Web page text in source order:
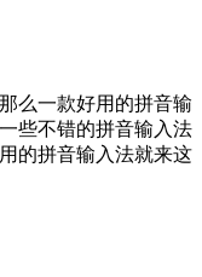
么一款好用的拼音输
些不错的拼音输入法
的拼音输入法就来这